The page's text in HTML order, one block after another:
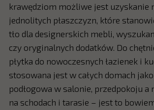
krawędziom możliwe jest uzyskanie
jednolitych płaszczyzn, które
tło dla designerskich mebli,
czy oryginalnych dodatków. Do
płytka do nowoczesnych łazienek i
stosowana jest w całych domach
podłogowa w salonie, przedpokoju a
na schodach i tarasie – jest to